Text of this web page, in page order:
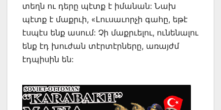
տեղն ու դերը պէտք է իմանան: Նախ
պէտք է մաքրւի, «Լուսաւորչի գահը, եթէ
էսպէս ենք ասում: Չի մաքրւելու, ունենալու
ենք էդ խուժան տէրտէրները, առայժմ
էդպիսին են: